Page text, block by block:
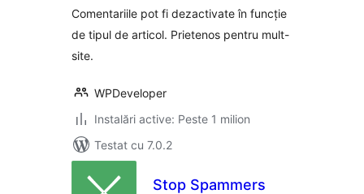
Comentariile pot fi dezactivate în funcție
de tipul de articol. Prietenos pentru mult-
site.
WPDeveloper
Instalări active: Peste 1 milion
Testat cu 7.0.2
Stop Spammers